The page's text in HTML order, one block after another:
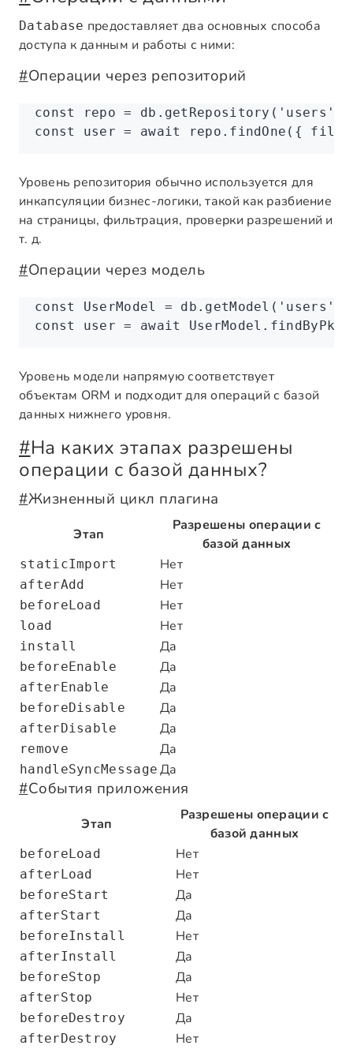
Database предоставляет два основных способа
доступа к данным и работы с ними:
#Операции через репозиторий
const repo = db .getRepository ( 'users'
const
user = await repo .findOne ({
Уровень репозитория обычно используется для
инкапсуляции бизнес-логики, такой как разбиение
на страницы, фильтрация, проверки разрешений и
т. д.
#Операции через модель
const UserModel = db .getModel ( 'users'
const
user = await UserModel .findByPk
Уровень модели напрямую соответствует
объектам ORM и подходит для операций с базой
данных нижнего уровня.
#На каких этапах разрешены
операции с базой данных?
#Жизненный цикл плагина
Этап
Разрешены операции с
базой данных
staticImport Нет
afterAdd Нет
beforeLoad Нет
load Нет
install Да
beforeEnable Да
afterEnable Да
beforeDisable Да
afterDisable Да
remove Да
handleSyncMessage Да
#События приложения
Этап
Разрешены операции с
базой данных
beforeLoad Нет
afterLoad Нет
beforeStart Да
afterStart Да
beforeInstall Нет
afterInstall Да
beforeStop Да
afterStop Нет
beforeDestroy Да
afterDestroy Нет